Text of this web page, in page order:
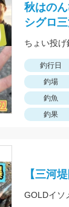
秋はの
シグロ
釣行日
釣場
釣魚
釣果
【三河
GOLDイソ